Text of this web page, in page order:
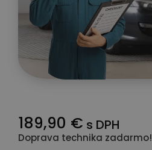
189,90 € s DPH
Doprava technika zadarmo!